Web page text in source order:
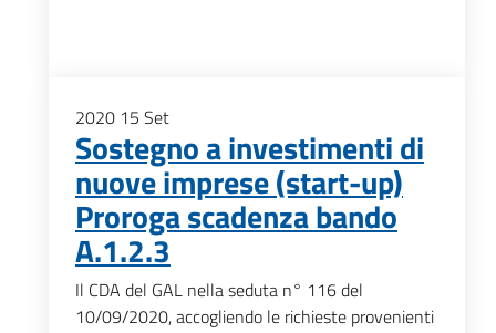
2020 15 Set
Sostegno a investimenti di
nuove imprese (start-up)
Proroga scadenza bando
A.1.2.3
Il CDA del GAL nella seduta n° 116 del
10/09/2020, accogliendo le richieste provenienti